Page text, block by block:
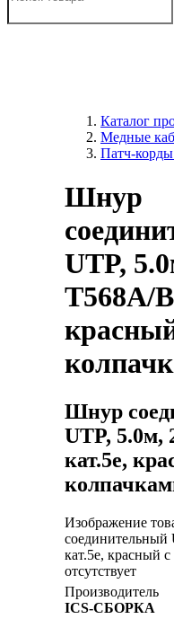
Каталог
Медные
Патч-
Шнур
UTP,
T568A/
Шнур
UTP, 5.0м,
кат.5е,
Изображение
соединительный
кат.5е, красный
отсутствует
Производитель
ICS-СБОРКА